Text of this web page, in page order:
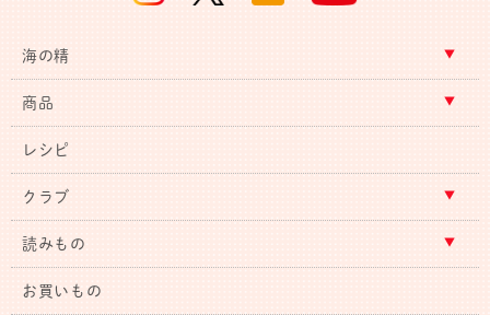
海の精
商品
レシピ
クラブ
読みもの
お買いもの